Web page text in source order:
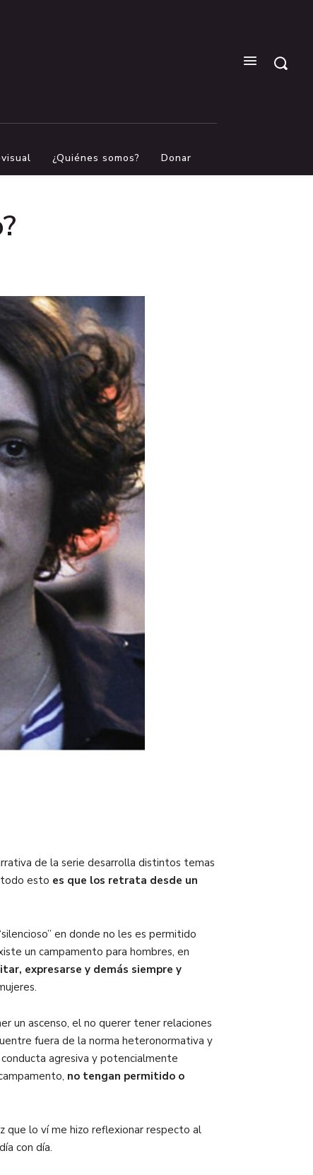
¿Quiénes somos? Donar
de la serie desarrolla distintos temas
todo esto es que los retrata desde un
en donde no les es permitido
un campamento para hombres, en
expresarse y demás siempre y
un ascenso, el no querer tener relaciones
fuera de la norma heteronormativa y
agresiva y potencialmente
no tengan permitido o
que lo ví me hizo reflexionar respecto al
con día.